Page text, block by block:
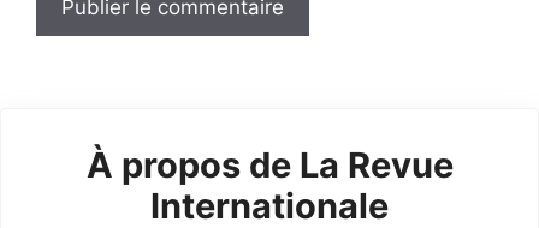
À propos de La Revue
Internationale